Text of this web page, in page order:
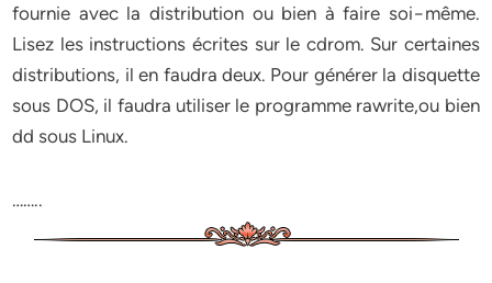
fournie avec la distribution ou bien à faire soi−même.
Lisez les instructions écrites sur le cdrom. Sur certaines
distributions, il en faudra deux. Pour générer la disquette
sous DOS, il faudra utiliser le programme rawrite,ou bien
dd sous Linux.
……..